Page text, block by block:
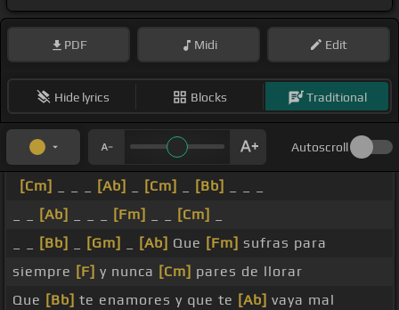
PDF Midi Edit
Hide lyrics Blocks Traditional
Autoscroll
[Cm] [Ab] [Cm] [Bb]
[Ab] [Fm] [Cm]
[Bb] [Gm] [Ab] Que [Fm] sufras para
siempre [F] y nunca [Cm] pares de llorar
Que [Bb] te enamores y que te [Ab] vaya mal